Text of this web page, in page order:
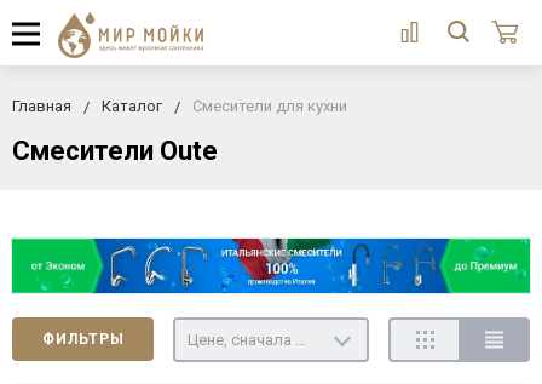
Главная Каталог Смесители для кухни
Смесители Oute
ФИЛЬТРЫ